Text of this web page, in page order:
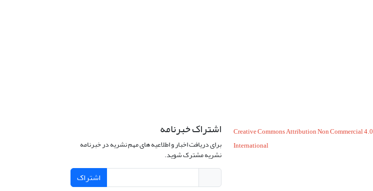
Creative Commons Attribution Non Commercial 4.0
International
اشتراک خبرنامه
برای دریافت اخبار و اطلاعیه های مهم نشریه در خبرنامه
نشریه مشترک شوید.
اشتراک